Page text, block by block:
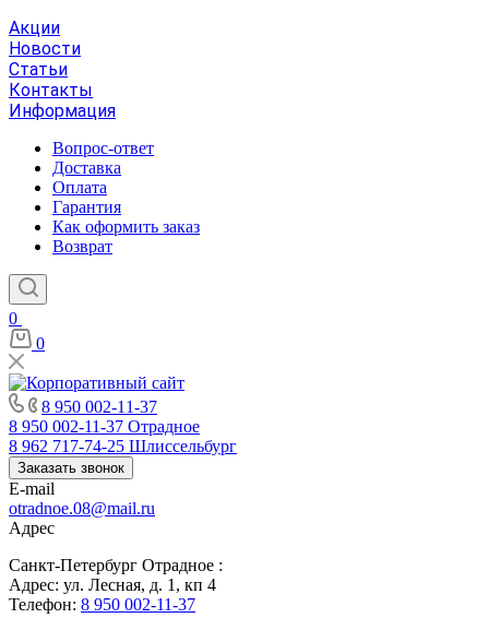
Акции
Новости
Статьи
Контакты
Информация
Вопрос-ответ
Доставка
Оплата
Гарантия
Как оформить заказ
Возврат
0
0
8 950 002-11-37
8 950 002-11-37 Отрадное
8 962 717-74-25 Шлиссельбург
Заказать звонок
E-mail
otradnoe.08@mail.ru
Адрес
Санкт-Петербург Отрадное :
Адрес: ул. Лесная, д. 1, кп 4
Телефон: 8 950 002-11-37